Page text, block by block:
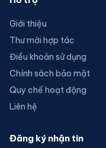
Giới thiệu
Thư mời hợp tác
Điều khoản sử dụng
Chính sách bảo mật
Quy chế hoạt động
Liên hệ
Đăng ký nhận tin